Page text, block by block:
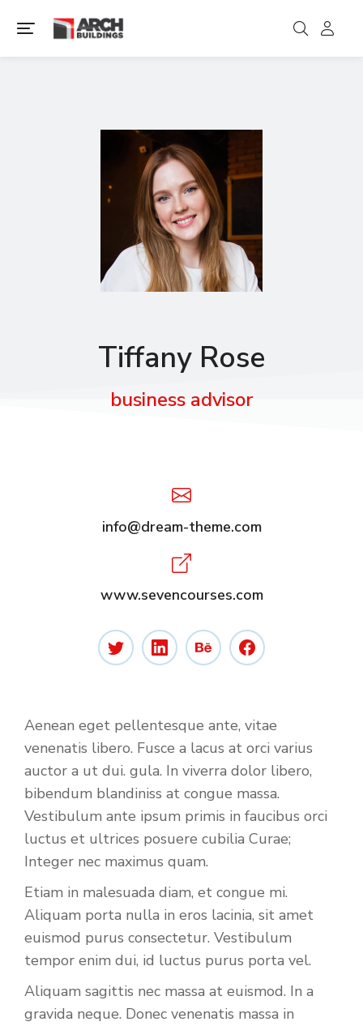
Tiffany Rose
business advisor
Aenean eget pellentesque ante, vitae
venenatis libero. Fusce a lacus at orci varius
auctor a ut dui. gula. In viverra dolor libero,
bibendum blandiniss at congue massa.
Vestibulum ante ipsum primis in faucibus orci
luctus et ultrices posuere cubilia Curae;
Integer nec maximus quam.
Etiam in malesuada diam, et congue mi.
Aliquam porta nulla in eros lacinia, sit amet
euismod purus consectetur. Vestibulum
tempor enim dui, id luctus purus porta vel.
Aliquam sagittis nec massa at euismod. In a
gravida neque. Donec venenatis massa in
info@dream-theme.com
www.sevencourses.com